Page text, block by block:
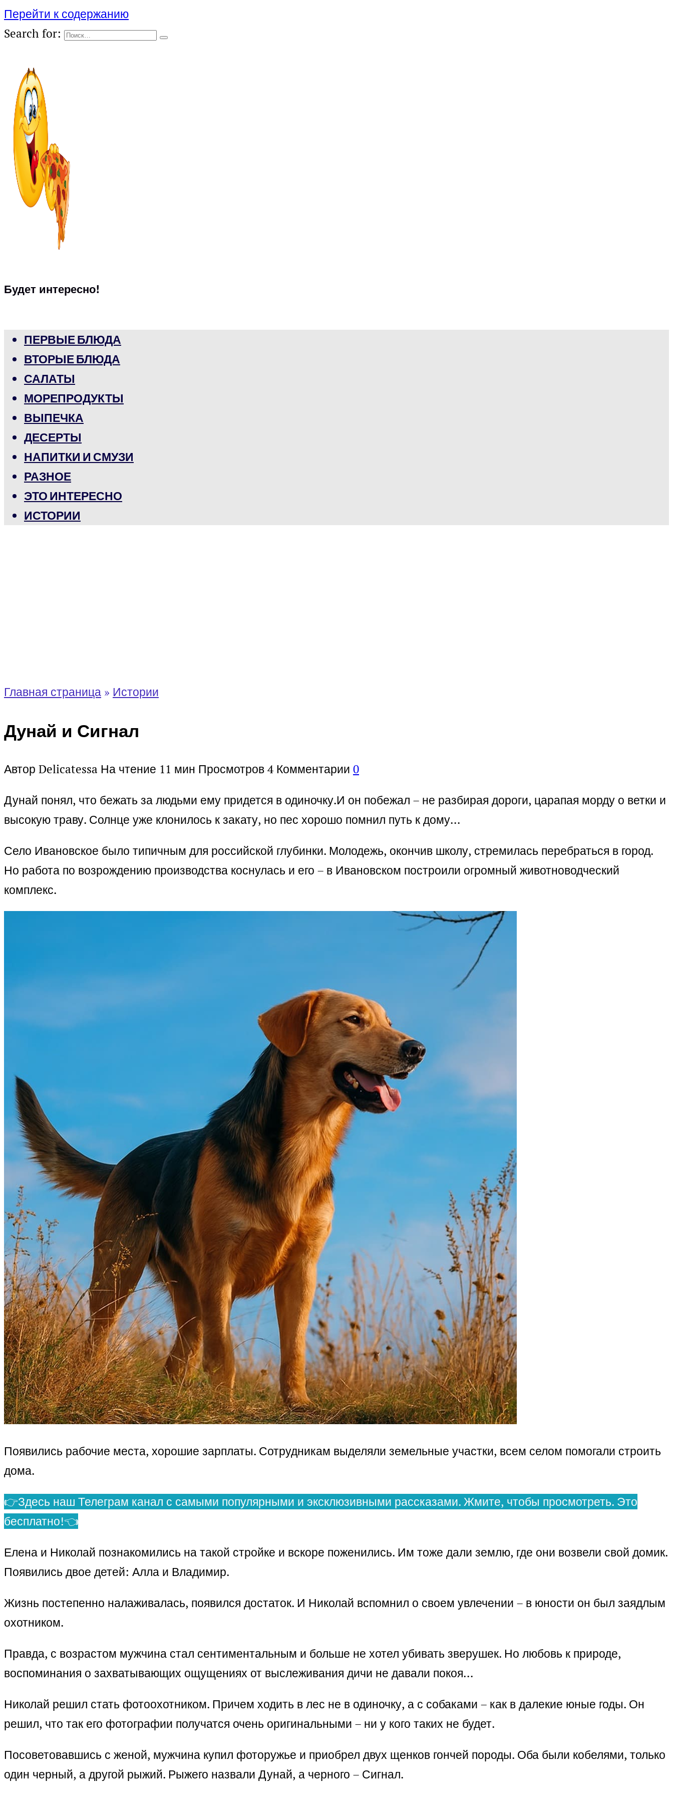
Перейти к содержанию
Search for:
Будет интересно!
ПЕРВЫЕ БЛЮДА
ВТОРЫЕ БЛЮДА
САЛАТЫ
МОРЕПРОДУКТЫ
ВЫПЕЧКА
ДЕСЕРТЫ
НАПИТКИ И СМУЗИ
РАЗНОЕ
ЭТО ИНТЕРЕСНО
ИСТОРИИ
Главная страница » Истории
Дунай и Сигнал
Автор Delicatessa На чтение 11 мин Просмотров4 Комментарии 0
Дунай понял, что бежать за людьми ему придется в одиночку.И он побежал – не разбирая дороги, царапая морду о ветки и
высокую траву. Солнце уже клонилось к закату, но пес хорошо помнил путь к дому…
Село Ивановское было типичным для российской глубинки. Молодежь, окончив школу, стремилась перебраться в город.
Но работа по возрождению производства коснулась и его – в Ивановском построили огромный животноводческий
комплекс.
Появились рабочие места, хорошие зарплаты. Сотрудникам выделяли земельные участки, всем селом помогали строить
дома.
👉Здесь наш Телеграм канал с самыми популярными и эксклюзивными рассказами. Жмите, чтобы просмотреть. Это
бесплатно!👈
Елена и Николай познакомились на такой стройке и вскоре поженились. Им тоже дали землю, где они возвели свой домик.
Появились двое детей: Алла и Владимир.
Жизнь постепенно налаживалась, появился достаток. И Николай вспомнил о своем увлечении – в юности он был заядлым
охотником.
Правда, с возрастом мужчина стал сентиментальным и больше не хотел убивать зверушек. Но любовь к природе,
воспоминания о захватывающих ощущениях от выслеживания дичи не давали покоя…
Николай решил стать фотоохотником. Причем ходить в лес не в одиночку, а с собаками – как в далекие юные годы. Он
решил, что так его фотографии получатся очень оригинальными – ни у кого таких не будет.
Посоветовавшись с женой, мужчина купил фоторужье и приобрел двух щенков гончей породы. Оба были кобелями, только
один черный, а другой рыжий. Рыжего назвали Дунай, а черного – Сигнал.